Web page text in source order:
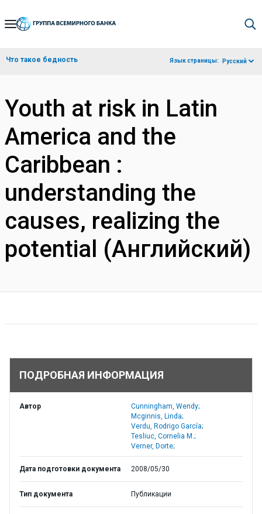
Skip
Navigation
Что такое бедность Язык страницы: Русский
Youth at risk in Latin
America and the
Caribbean :
understanding the
causes, realizing the
potential (Английский)
ПОДРОБНАЯ ИНФОРМАЦИЯ
Автор
Cunningham, Wendy;
Mcginnis, Linda;
Verdu, Rodrigo García;
Tesliuc, Cornelia M.;
Verner, Dorte;
Дата подготовки документа 2008/05/30
Тип документа Публикации